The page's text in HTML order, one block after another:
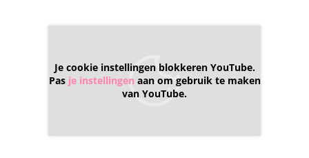
Je cookie instellingen blokkeren YouTube.
Pas je instellingen aan om gebruik te maken
van YouTube.